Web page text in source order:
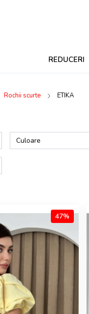
REDUCERI
Rochii scurte ETIKA
Culoare
47%